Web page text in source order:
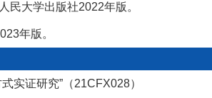
民大学出版社2022年版。
年版。
实证研究”（21CFX028）